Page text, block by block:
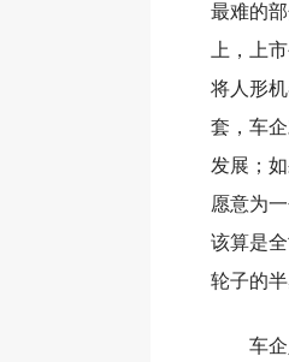
最难的
上，上
将人形
套，车
发展；
愿意为
该算是
轮子的
车